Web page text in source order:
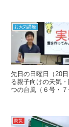
お天気講座
先日の日曜日（20
る親子向けの天気
つの台風（６号・
防災